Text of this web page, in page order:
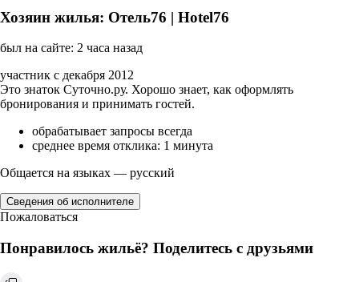
Хозяин жилья: Отель76 | Hotel76
был на сайте: 2 часа назад
участник с декабря 2012
Это знаток Суточно.ру. Хорошо знает, как оформлять
бронирования и принимать гостей.
обрабатывает запросы всегда
среднее время отклика: 1 минута
Общается на языках — русский
Сведения об исполнителе
Пожаловаться
Понравилось жильё? Поделитесь с друзьями